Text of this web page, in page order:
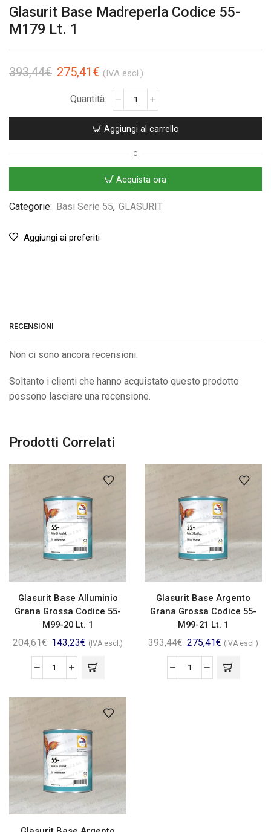
Glasurit Base Madreperla Codice 55-
M179 Lt. 1
393,44€ 275,41 € (IVA escl.)
Aggiungi al carrello
O
Acquista ora
Categorie: Basi Serie 55, GLASURIT
Aggiungi ai preferiti
RECENSIONI
Non ci sono ancora recensioni.
Soltanto i clienti che hanno acquistato questo prodotto
possono lasciare una recensione.
Prodotti Correlati
Glasurit Base Alluminio
Grana Grossa Codice 55-
M99-20 Lt. 1
204,61€ 143,23€ (IVA escl.)
Glasurit Base Argento
Grana Grossa Codice 55-
M99-21 Lt. 1
393,44€ 275,41€ (IVA escl.)